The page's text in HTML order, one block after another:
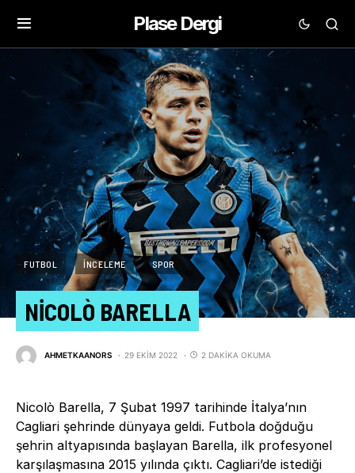
Plase Dergi
FUTBOL İNCELEME SPOR
NICOLÒ BARELLA
AHMETKAANORS 29 EKIM 2022 2 DAKIKA OKUMA
Nicolò Barella, 7 Şubat 1997 tarihinde İtalya’nın
Cagliari şehrinde dünyaya geldi. Futbola doğduğu
şehrin altyapısında başlayan Barella, ilk profesyonel
karşılaşmasına 2015 yılında çıktı. Cagliari’de istediği